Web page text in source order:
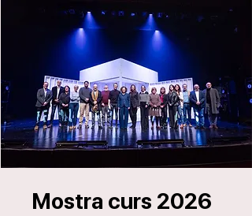
Mostra curs 2026